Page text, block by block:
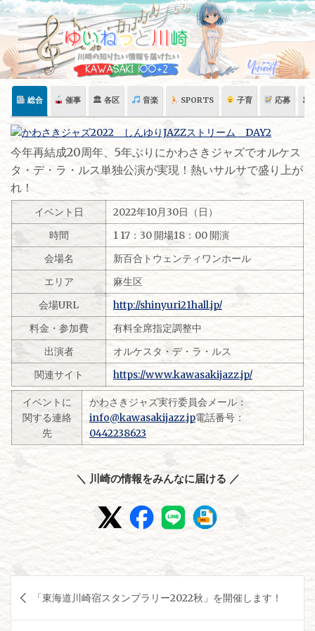
Skip
content
総合 催事 🏛 各区 音楽 SPORTS 子育 応募 🏛
今年再結成20周年、5年ぶりにかわさきジャズでオルケス
タ・デ・ラ・ルス単独公演が実現！熱いサルサで盛り上が
れ！
イベント日
2022年10月30日（日）
時間
1 17：30 開場18：00 開演
会場名
新百合トウェンティワンホール
エリア
麻生区
会場URL
http://shinyuri21hall.jp/
料金・参加費
有料全席指定調整中
出演者
オルケスタ・デ・ラ・ルス
関連サイト
https://www.kawasakijazz.jp/
イベントに
関する連絡
先
かわさきジャズ実行委員会メール：
info@kawasakijazz.jp電話番号：
0442238623
＼ 川崎の情報をみんなに届ける ／
稿
「東海道川崎宿スタンプラリー2022秋」を開催します！